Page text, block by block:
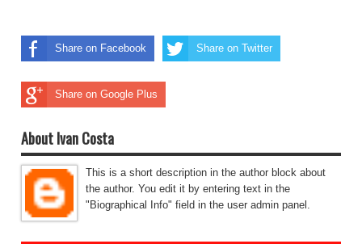
Share on Facebook Share on Twitter
Share on Google Plus
About Ivan Costa
This is a short description in the author block about
the author. You edit it by entering text in the
"Biographical Info" field in the user admin panel.